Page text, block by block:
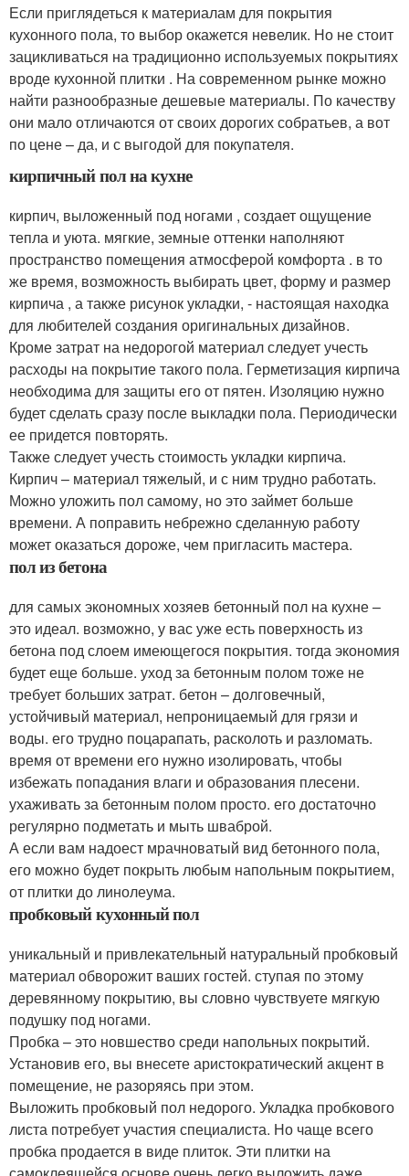
Если приглядеться к материалам для покрытия
кухонного пола, то выбор окажется невелик. Но не стоит
зацикливаться на традиционно используемых покрытиях
вроде кухонной плитки . На современном рынке можно
найти разнообразные дешевые материалы. По качеству
они мало отличаются от своих дорогих собратьев, а вот
по цене – да, и с выгодой для покупателя.
кирпичный пол на кухне
кирпич, выложенный под ногами , создает ощущение
тепла и уюта. мягкие, земные оттенки наполняют
пространство помещения атмосферой комфорта . в то
же время, возможность выбирать цвет, форму и размер
кирпича , а также рисунок укладки, - настоящая находка
для любителей создания оригинальных дизайнов.
Кроме затрат на недорогой материал следует учесть
расходы на покрытие такого пола. Герметизация кирпича
необходима для защиты его от пятен. Изоляцию нужно
будет сделать сразу после выкладки пола. Периодически
ее придется повторять.
Также следует учесть стоимость укладки кирпича.
Кирпич – материал тяжелый, и с ним трудно работать.
Можно уложить пол самому, но это займет больше
времени. А поправить небрежно сделанную работу
может оказаться дороже, чем пригласить мастера.
пол из бетона
для самых экономных хозяев бетонный пол на кухне –
это идеал. возможно, у вас уже есть поверхность из
бетона под слоем имеющегося покрытия. тогда экономия
будет еще больше. уход за бетонным полом тоже не
требует больших затрат. бетон – долговечный,
устойчивый материал, непроницаемый для грязи и
воды. его трудно поцарапать, расколоть и разломать.
время от времени его нужно изолировать, чтобы
избежать попадания влаги и образования плесени.
ухаживать за бетонным полом просто. его достаточно
регулярно подметать и мыть шваброй.
А если вам надоест мрачноватый вид бетонного пола,
его можно будет покрыть любым напольным покрытием,
от плитки до линолеума.
пробковый кухонный пол
уникальный и привлекательный натуральный пробковый
материал обворожит ваших гостей. ступая по этому
деревянному покрытию, вы словно чувствуете мягкую
подушку под ногами.
Пробка – это новшество среди напольных покрытий.
Установив его, вы внесете аристократический акцент в
помещение, не разоряясь при этом.
Выложить пробковый пол недорого. Укладка пробкового
листа потребует участия специалиста. Но чаще всего
пробка продается в виде плиток. Эти плитки на